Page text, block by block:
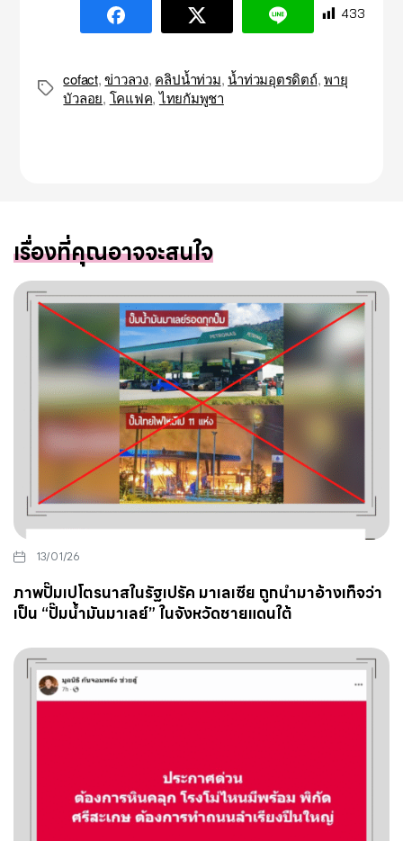
433
Tags
cofact,ข่าวลวง, คลิปน้ำท่วม,น้ำท่วมอุตรดิตถ์,พายุ
บัวลอย, โคแฟค,ไทยกัมพูชา
เรื่องที่คุณอาจจะสนใจ
13/01/26
ภาพปั๊มเปโตรนาสในรัฐเปรัค มาเลเซีย ถูกนำมาอ้างเท็จว่า
เป็น “ปั๊มน้ำมันมาเลย์” ในจังหวัดชายแดนใต้